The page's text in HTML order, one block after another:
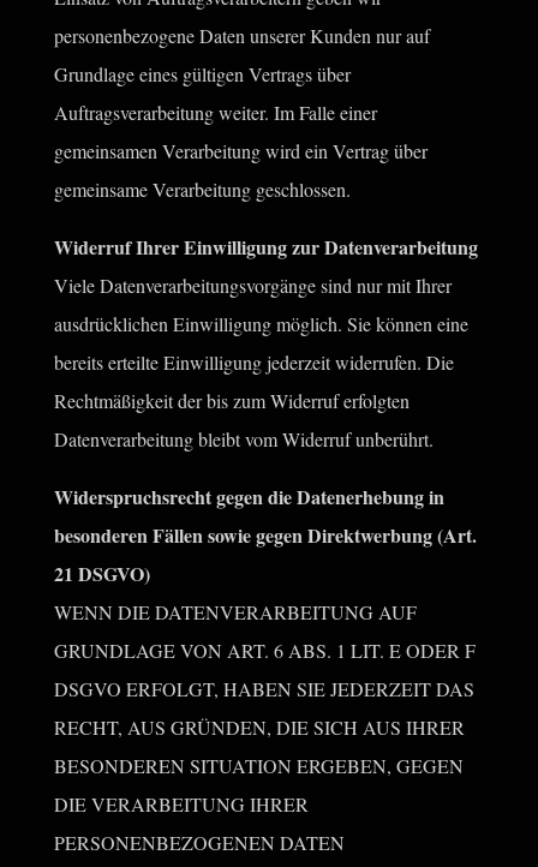
personenbezogene Daten unserer Kunden nur auf
Grundlage eines gültigen Vertrags über
Auftragsverarbeitung weiter. Im Falle einer
gemeinsamen Verarbeitung wird ein Vertrag über
gemeinsame Verarbeitung geschlossen.
Widerruf Ihrer Einwilligung zur Datenverarbeitung
Viele Datenverarbeitungsvorgänge sind nur mit Ihrer
ausdrücklichen Einwilligung möglich. Sie können eine
bereits erteilte Einwilligung jederzeit widerrufen. Die
Rechtmäßigkeit der bis zum Widerruf erfolgten
Datenverarbeitung bleibt vom Widerruf unberührt.
Widerspruchsrecht gegen die Datenerhebung in
besonderen Fällen sowie gegen Direktwerbung (Art.
21 DSGVO)
WENN DIE DATENVERARBEITUNG AUF
GRUNDLAGE VON ART. 6 ABS. 1 LIT. E ODER F
DSGVO ERFOLGT, HABEN SIE JEDERZEIT DAS
RECHT, AUS GRÜNDEN, DIE SICH AUS IHRER
BESONDEREN SITUATION ERGEBEN, GEGEN
DIE VERARBEITUNG IHRER
PERSONENBEZOGENEN DATEN